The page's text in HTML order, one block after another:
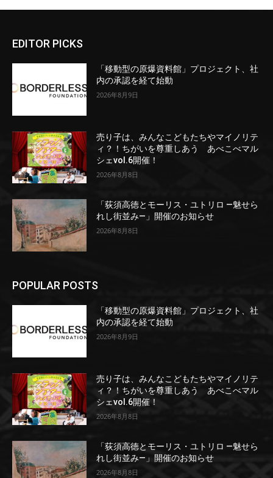
EDITOR PICKS
「移動型の原爆資料館」プロジェクト、社
内の承認を経て始動
2026年8月9日
売り子は、みんなこどもたちやマイノリテ
ィ？！ちがいを尊重しあう あべこべマル
シェvol.6開催！
2026年8月8日
「荻須高徳とモーリス・ユトリロ ―魅せら
れし街並み―」開催のお知らせ
2026年8月8日
POPULAR POSTS
「移動型の原爆資料館」プロジェクト、社
内の承認を経て始動
2026年8月9日
売り子は、みんなこどもたちやマイノリテ
ィ？！ちがいを尊重しあう あべこべマル
シェvol.6開催！
2026年8月8日
「荻須高徳とモーリス・ユトリロ ―魅せら
れし街並み―」開催のお知らせ
2026年8月8日